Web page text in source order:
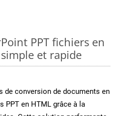
PPT fichiers en
et rapide
de conversion de documents en
PPT en HTML grâce à la